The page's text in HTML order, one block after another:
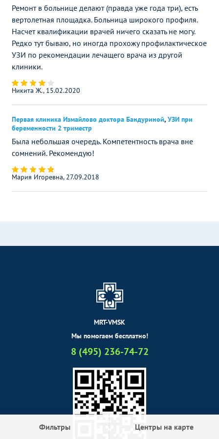
Фильтры Центры на карте
Ремонт в больнице делают (правда уже года три), есть
вертолетная площадка. Больница широкого профиля.
Насчет квалификации врачей ничего сказать не могу.
Редко тут бываю, но иногда прохожу профилактическое
УЗИ по рекомендации лечащего врача из другой
клиники.
Никита Ж., 15.02.2020
Первая клиника Измайлово доктора Бандуриной, УЗИ при
беременности 2 триместр
Была небольшая очередь. Компетентность врача вне
сомнений. Рекомендую!
Мария Игоревна, 27.09.2018
MRT-VMSK
Мы помогаем бесплатно!
8 (495) 236-74-72